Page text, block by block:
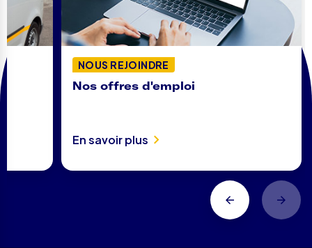
NOUS REJOINDRE
Nos offres d'emploi
En savoir plus